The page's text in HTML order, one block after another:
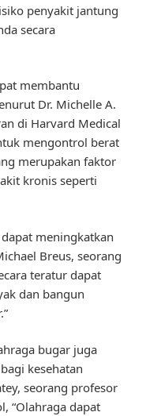
penyakit jantung
secara
membantu
Dr. Michelle A.
di Harvard Medical
mengontrol berat
merupakan faktor
kronis seperti
meningkatkan
Breus, seorang
teratur dapat
dan bangun
bugar juga
kesehatan
seorang profesor
“Olahraga dapat